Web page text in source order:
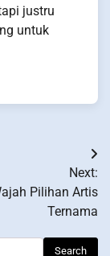
justru
untuk
Next:
Pilihan Artis
Ternama